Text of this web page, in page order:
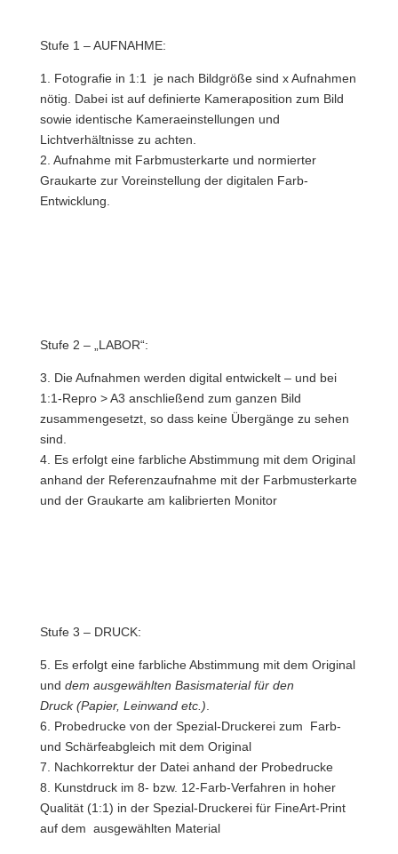
Stufe 1 – AUFNAHME:
1. Fotografie in 1:1 je nach Bildgröße sind x Aufnahmen
nötig. Dabei ist auf definierte Kameraposition zum Bild
sowie identische Kameraeinstellungen und
Lichtverhältnisse zu achten.
2. Aufnahme mit Farbmusterkarte und normierter
Graukarte zur Voreinstellung der digitalen Farb-
Entwicklung.
Stufe 2 – „LABOR“:
3. Die Aufnahmen werden digital entwickelt – und bei
1:1-Repro > A3 anschließend zum ganzen Bild
zusammengesetzt, so dass keine Übergänge zu sehen
sind.
4. Es erfolgt eine farbliche Abstimmung mit dem Original
anhand der Referenzaufnahme mit der Farbmusterkarte
und der Graukarte am kalibrierten Monitor
Stufe 3 – DRUCK:
5. Es erfolgt eine farbliche Abstimmung mit dem Original
und dem ausgewählten Basismaterial für den
Druck (Papier, Leinwand etc.)
6. Probedrucke von der Spezial-Druckerei zum Farb-
und Schärfeabgleich mit dem Original
7. Nachkorrektur der Datei anhand der Probedrucke
8. Kunstdruck im 8- bzw. 12-Farb-Verfahren in hoher
Qualität (1:1) in der Spezial-Druckerei für FineArt-Print
auf dem ausgewählten Material